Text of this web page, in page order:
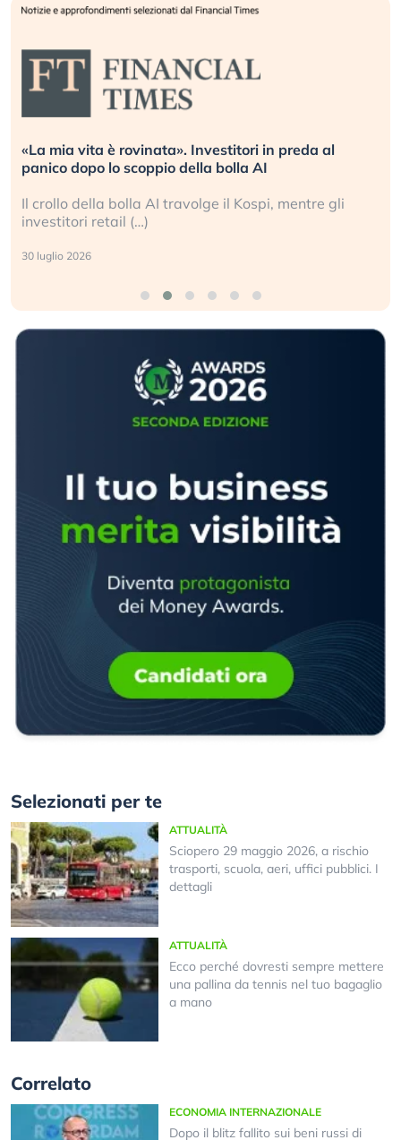
«La mia vita è rovinata». Investitori in preda al
panico dopo lo scoppio della bolla AI
Il crollo della bolla AI travolge il Kospi, mentre gli
investitori retail (…)
30 luglio 2026
Selezionati per te
ATTUALITÀ
Sciopero 29 maggio 2026, a rischio
trasporti, scuola, aeri, uffici pubblici. I
dettagli
ATTUALITÀ
Ecco perché dovresti sempre mettere
una pallina da tennis nel tuo bagaglio
a mano
Correlato
ECONOMIA INTERNAZIONALE
Dopo il blitz fallito sui beni russi di